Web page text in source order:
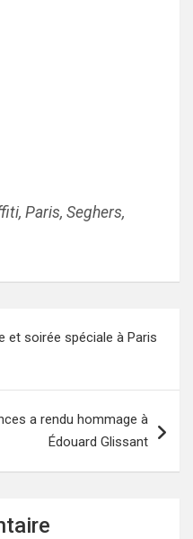
Paris, Seghers,
et soirée spéciale à Paris
a rendu hommage à
Édouard Glissant